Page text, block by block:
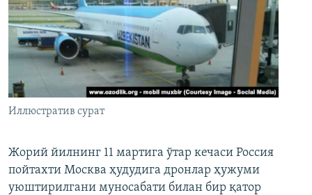
Иллюстратив сурат
Жорий йилнинг 11 мартига ўтар кечаси Россия
пойтахти Москва ҳудудига дронлар ҳужуми
уюштирилгани муносабати билан бир қатор